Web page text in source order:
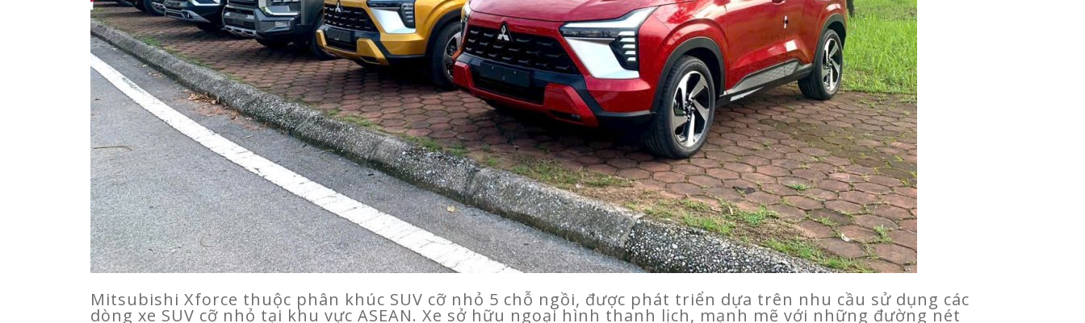
Mitsubishi Xforce thuộc phân khúc SUV cỡ nhỏ 5 chỗ ngồi, được phát triển dựa trên nhu cầu sử dụng các
dòng xe SUV cỡ nhỏ tại khu vực ASEAN. Xe sở hữu ngoại hình thanh lịch, mạnh mẽ với những đường nét